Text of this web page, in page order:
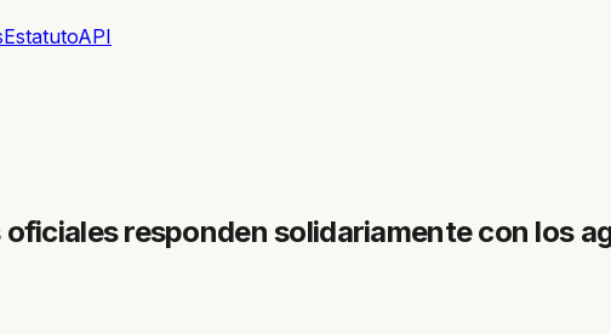
EstatutoAPI
responden solidariamente con los